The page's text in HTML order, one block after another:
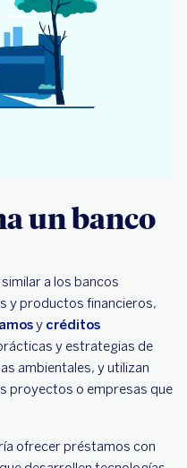
un banco
a los bancos
y productos financieros,
y créditos
y estrategias de
ambientales, y utilizan
proyectos o empresas que
ofrecer préstamos con